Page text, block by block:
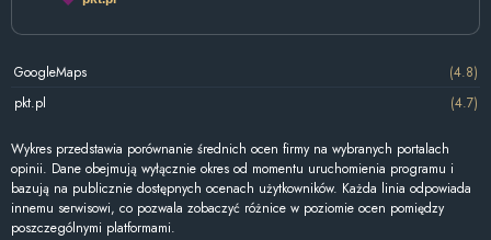
GoogleMaps
(4.8)
pkt.pl
(4.7)
Wykres przedstawia porównanie średnich ocen firmy na wybranych portalach
opinii. Dane obejmują wyłącznie okres od momentu uruchomienia programu i
bazują na publicznie dostępnych ocenach użytkowników. Każda linia odpowiada
innemu serwisowi, co pozwala zobaczyć różnice w poziomie ocen pomiędzy
poszczególnymi platformami.